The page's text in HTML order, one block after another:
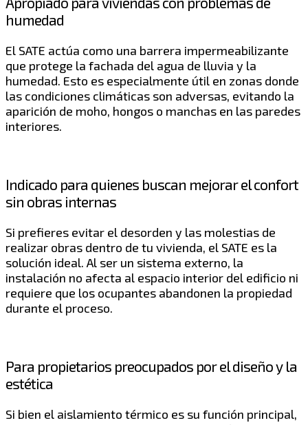
humedad
El SATE actúa como una barrera impermeabilizante
que protege la fachada del agua de lluvia y la
humedad. Esto es especialmente útil en zonas donde
las condiciones climáticas son adversas, evitando la
aparición de moho, hongos o manchas en las paredes
interiores.
Indicado para quienes buscan mejorar el confort
sin obras internas
Si prefieres evitar el desorden y las molestias de
realizar obras dentro de tu vivienda, el SATE es la
solución ideal. Al ser un sistema externo, la
instalación no afecta al espacio interior del edificio ni
requiere que los ocupantes abandonen la propiedad
durante el proceso.
Para propietarios preocupados por el diseño y la
estética
Si bien el aislamiento térmico es su función principal,